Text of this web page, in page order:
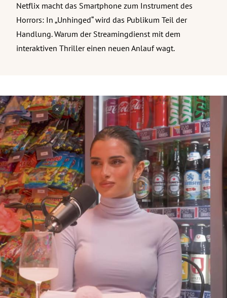
Untermenü
Untermenü
Netflix macht das Smartphone zum Instrument des
Horrors: In „Unhinged“ wird das Publikum Teil der
Handlung. Warum der Streamingdienst mit dem
interaktiven Thriller einen neuen Anlauf wagt.